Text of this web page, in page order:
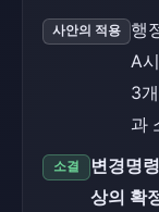
사안의 적용
행
A
3
과
소결
변경명
상의 확